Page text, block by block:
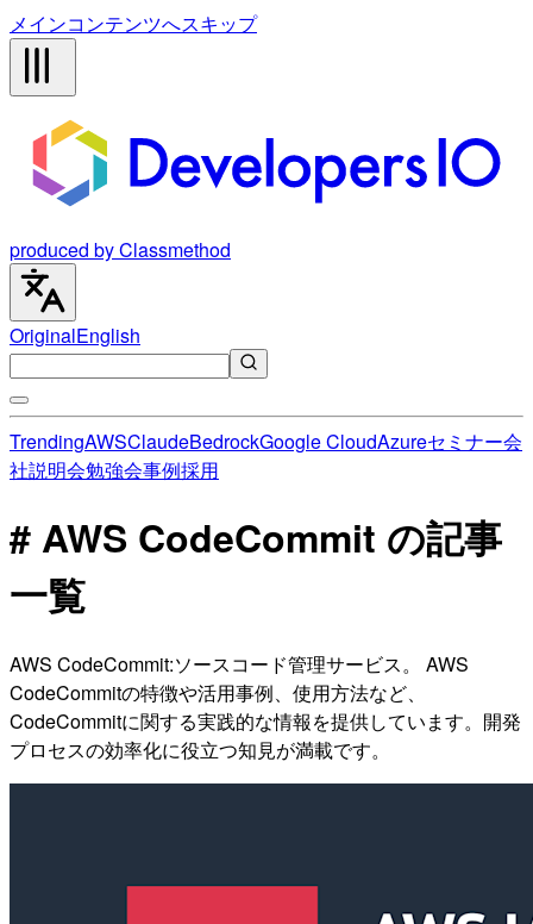
メインコンテンツへスキップ
produced by Classmethod
OriginalEnglish
TrendingAWSClaudeBedrockGoogle CloudAzureセミナー会
社説明会勉強会事例採用
# AWS CodeCommit の記事
一覧
AWS CodeCommit:ソースコード管理サービス。 AWS
CodeCommitの特徴や活用事例、使用方法など、
CodeCommitに関する実践的な情報を提供しています。開発
プロセスの効率化に役立つ知見が満載です。